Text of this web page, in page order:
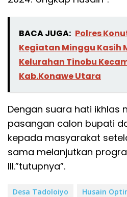
BACA JUGA: Polres
Kegiatan Minggu Kasih
Kelurahan Tinobu
Kab.Konawe Utara
Dengan suara hati ikhlas
pasangan calon bupati
kepada masyarakat
sama melanjutkan
III.”tutupnya”.
Desa Tadoloiyo
Husain